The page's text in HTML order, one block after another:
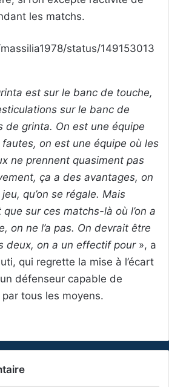
les matchs.
status/149153013
est sur le banc de touche,
sur le banc de
de grinta. On est une équipe
on est une équipe où les
ne prennent quasiment pas
ça a des avantages, on
qu’on se régale. Mais
que sur ces matchs-là où l’on a
on ne l’a pas. On devrait être
deux, on a un effectif pour », a
qui regrette la mise à l’écart
défenseur capable de
tous les moyens.